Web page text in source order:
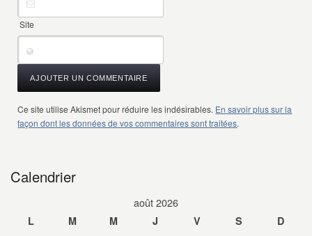
Site
Ce site utilise Akismet pour réduire les indésirables. En savoir plus sur la
façon dont les données de vos commentaires sont traitées.
Calendrier
août 2026
L M M J V S D